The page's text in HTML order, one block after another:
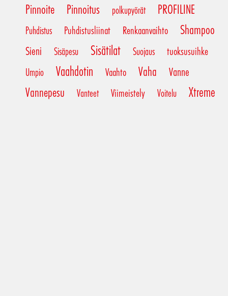
Pinnoite Pinnoitus polkupyörät PROFILINE
Puhdistus Puhdistusliinat Renkaanvaihto Shampoo
Sieni Sisäpesu Sisätilat Suojaus tuoksusuihke
Umpio Vaahdotin Vaahto Vaha Vanne
Vannepesu Vanteet Viimeistely Voitelu Xtreme